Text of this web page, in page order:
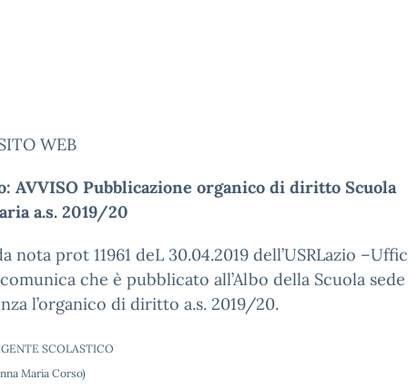
WEB
AVVISO Pubblicazione organico di diritto Scuola
a.s. 2019/20
nota prot 11961 deL 30.04.2019 dell’USRLazio
che è pubblicato all’Albo della Scuola
l’organico di diritto a.s. 2019/20.
SCOLASTICO
Maria Corso)